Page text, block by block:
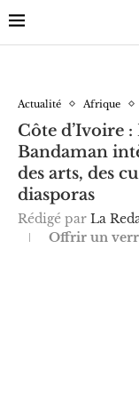
Actualité Afrique
Côte d’Ivoire
Bandaman
des arts, des
diasporas
Rédigé par La
Offrir un